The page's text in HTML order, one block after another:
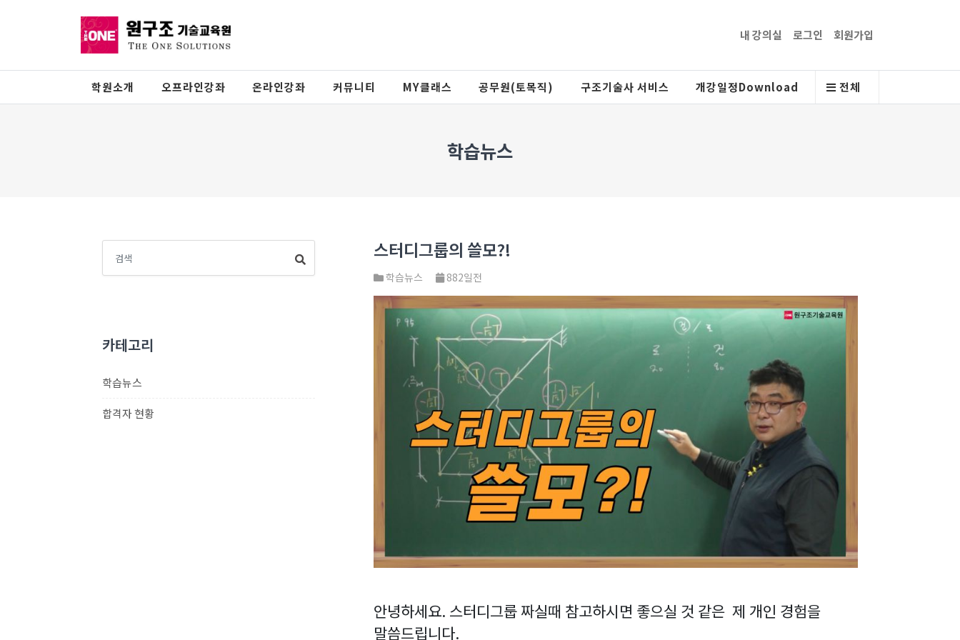
내 강의실 로그인 회원가입
학원소개 오프라인강좌 온라인강좌 커뮤니티 MY클래스 공무원(토목직) 구조기술사 서비스 개강일정Download 전체
학습뉴스
카테고리
학습뉴스
합격자 현황
스터디그룹의 쓸모?!
학습뉴스 882일전
안녕하세요. 스터디그룹 짜실때 참고하시면 좋으실 것 같은 제 개인 경험을
말씀드립니다.